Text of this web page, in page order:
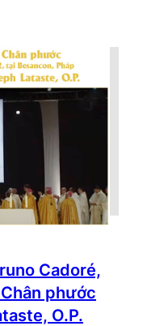
Cadoré,
phước
O.P.